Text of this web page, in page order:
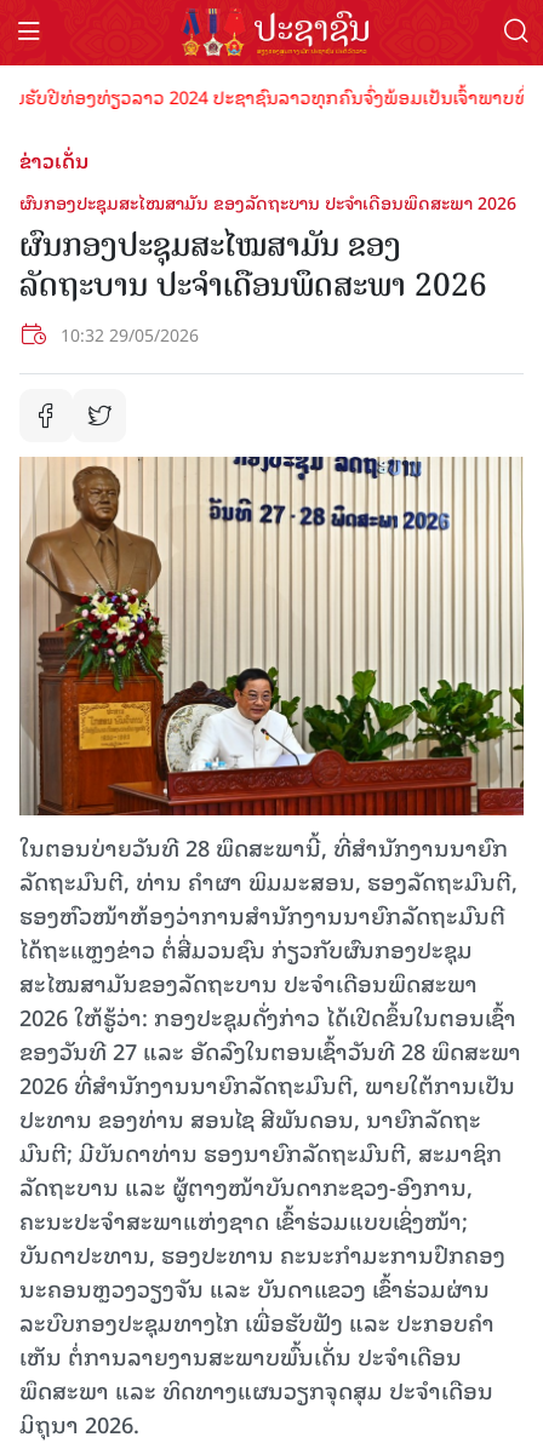
ທ່ຽວລາວ 2024 ປະຊາຊົນລາວທຸກຄົນຈົ່ງພ້ອມເປັນເຈົ້າພາບທີ່ດີ ຕ້ອນຮັ
ຂ່າວເດັ່ນ
ຜົນກອງປະຊຸມສະໄໝສາມັນ ຂອງລັດຖະບານ ປະຈຳເດືອນພຶດສະພາ 2026
ຜົນກອງປະຊຸມສະໄໝສາມັນ ຂອງ
ລັດຖະບານ ປະຈຳເດືອນພຶດສະພາ 2026
10:32 29/05/2026
ໃນຕອນບ່າຍວັນທີ 28 ພຶດສະພານີ້, ທີ່ສໍານັກງານນາຍົກ
ລັດຖະມົນຕີ, ທ່ານ ຄໍາຜາ ພິມມະສອນ, ຮອງລັດຖະມົນຕີ,
ຮອງຫົວໜ້າຫ້ອງວ່າການສໍານັກງານນາຍົກລັດຖະມົນຕີ
ໄດ້ຖະແຫຼງຂ່າວ ຕໍ່ສື່ມວນຊົນ ກ່ຽວກັບຜົນກອງປະຊຸມ
ສະໄໝສາມັນຂອງລັດຖະບານ ປະຈຳເດືອນພຶດສະພາ
2026 ໃຫ້ຮູ້ວ່າ: ກອງປະຊຸມດັ່ງກ່າວ ໄດ້ເປີດຂຶ້ນໃນຕອນເຊົ້າ
ຂອງວັນທີ 27 ແລະ ອັດລົງໃນຕອນເຊົ້າວັນທີ 28 ພຶດສະພາ
2026 ທີ່ສໍານັກງານນາຍົກລັດຖະມົນຕີ, ພາຍໃຕ້ການເປັນ
ປະທານ ຂອງທ່ານ ສອນໄຊ ສີພັນດອນ, ນາຍົກລັດຖະ
ມົນຕີ; ມີບັນດາທ່ານ ຮອງນາຍົກລັດຖະມົນຕີ, ສະມາຊິກ
ລັດຖະບານ ແລະ ຜູ້ຕາງໜ້າບັນດາກະຊວງ-ອົງການ,
ຄະນະປະຈໍາສະພາແຫ່ງຊາດ ເຂົ້າຮ່ວມແບບເຊິ່ງໜ້າ;
ບັນດາປະທານ, ຮອງປະທານ ຄະນະກຳມະການປົກຄອງ
ນະຄອນຫຼວງວຽງຈັນ ແລະ ບັນດາແຂວງ ເຂົ້າຮ່ວມຜ່ານ
ລະບົບກອງປະຊຸມທາງໄກ ເພື່ອຮັບຟັງ ແລະ ປະກອບຄຳ
ເຫັນ ຕໍ່ການລາຍງານສະພາບພົ້ນເດັ່ນ ປະຈຳເດືອນ
ພຶດສະພາ ແລະ ທິດທາງແຜນວຽກຈຸດສຸມ ປະຈຳເດືອນ
ມິຖຸນາ 2026.